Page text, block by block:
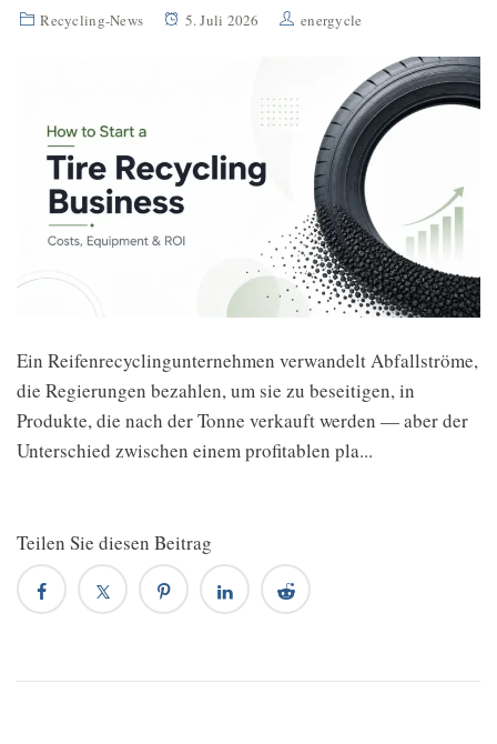
Recycling-News 5. Juli 2026 energycle
Ein Reifenrecyclingunternehmen verwandelt Abfallströme,
die Regierungen bezahlen, um sie zu beseitigen, in
Produkte, die nach der Tonne verkauft werden — aber der
Unterschied zwischen einem profitablen pla...
Teilen Sie diesen Beitrag